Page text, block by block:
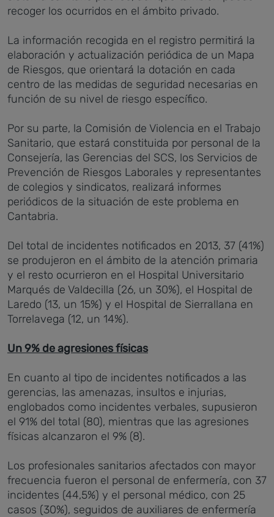
recoger los ocurridos en el ámbito privado.
La información recogida en el registro permitirá la
elaboración y actualización periódica de un Mapa
de Riesgos, que orientará la dotación en cada
centro de las medidas de seguridad necesarias en
función de su nivel de riesgo específico.
Por su parte, la Comisión de Violencia en el Trabajo
Sanitario, que estará constituida por personal de la
Consejería, las Gerencias del SCS, los Servicios de
Prevención de Riesgos Laborales y representantes
de colegios y sindicatos, realizará informes
periódicos de la situación de este problema en
Cantabria.
Del total de incidentes notificados en 2013, 37 (41%)
se produjeron en el ámbito de la atención primaria
y el resto ocurrieron en el Hospital Universitario
Marqués de Valdecilla (26, un 30%), el Hospital de
Laredo (13, un 15%) y el Hospital de Sierrallana en
Torrelavega (12, un 14%).
Un 9% de agresiones físicas
En cuanto al tipo de incidentes notificados a las
gerencias, las amenazas, insultos e injurias,
englobados como incidentes verbales, supusieron
el 91% del total (80), mientras que las agresiones
físicas alcanzaron el 9% (8).
Los profesionales sanitarios afectados con mayor
frecuencia fueron el personal de enfermería, con 37
incidentes (44,5%) y el personal médico, con 25
casos (30%), seguidos de auxiliares de enfermería